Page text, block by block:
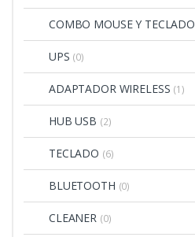
COMBO MOUSE Y TECLADO
UPS (0)
ADAPTADOR WIRELESS (1)
HUB USB (2)
TECLADO (6)
BLUETOOTH (0)
CLEANER (0)